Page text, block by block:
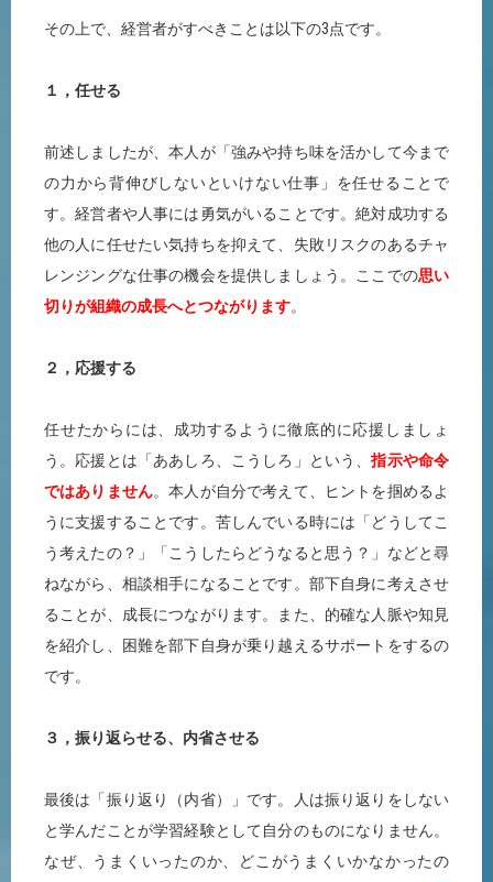
その上で、経営者がすべきことは以下の3点です。
１，任せる
前述しましたが、本人が「強みや持ち味を活かして今まで
の力から背伸びしないといけない仕事」を任せることで
す。経営者や人事には勇気がいることです。絶対成功する
他の人に任せたい気持ちを抑えて、失敗リスクのあるチャ
レンジングな仕事の機会を提供しましょう。ここでの思い
切りが組織の成長へとつながります。
２，応援する
任せたからには、成功するように徹底的に応援しましょ
う。応援とは「ああしろ、こうしろ」という、指示や命令
ではありません。本人が自分で考えて、ヒントを掴めるよ
うに支援することです。苦しんでいる時には「どうしてこ
う考えたの？」「こうしたらどうなると思う？」などと尋
ねながら、相談相手になることです。部下自身に考えさせ
ることが、成長につながります。また、的確な人脈や知見
を紹介し、困難を部下自身が乗り越えるサポートをするの
です。
３，振り返らせる、内省させる
最後は「振り返り（内省）」です。人は振り返りをしない
と学んだことが学習経験として自分のものになりません。
なぜ、うまくいったのか、どこがうまくいかなかったの